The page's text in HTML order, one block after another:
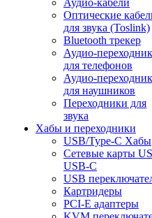
Аудио-кабели
Оптические
для звука (Toslink)
Bluetooth трекер
Аудио-
для телефонов
Аудио-
для наушников
Переходники для
звука
Хабы и переходники
USB/Type-C Хабы
Сетевые карты
USB-C
USB
Картридеры
PCI-E адаптеры